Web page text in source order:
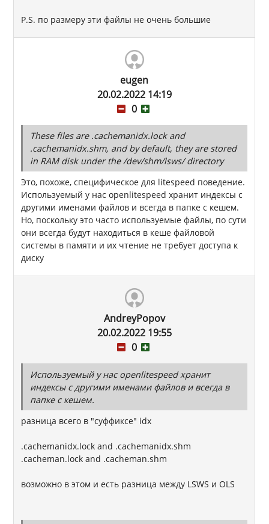
P.S. по размеру эти файлы не очень большие
eugen
20.02.2022 14:19
0
These files are .cachemanidx.lock and
.cachemanidx.shm, and by default, they are stored
in RAM disk under the /dev/shm/lsws/ directory
Это, похоже, специфическое для litespeed поведение.
Используемый у нас openlitespeed хранит индексы с
другими именами файлов и всегда в папке с кешем.
Но, поскольку это часто используемые файлы, по сути
они всегда будут находиться в кеше файловой
системы в памяти и их чтение не требует доступа к
диску
AndreyPopov
20.02.2022 19:55
0
Используемый у нас openlitespeed хранит
индексы с другими именами файлов и всегда в
папке с кешем.
разница всего в "суффиксе" idx
.cachemanidx.lock and .cachemanidx.shm
.cacheman.lock and .cacheman.shm
возможно в этом и есть разница между LSWS и OLS